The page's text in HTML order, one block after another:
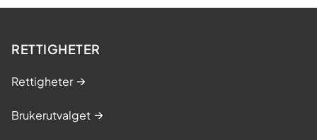
RETTIGHETER
Rettigheter
Brukerutvalget